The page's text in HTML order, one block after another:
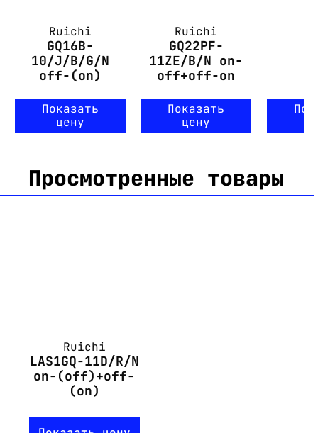
Ruichi
GQ16B-
10/J/B/G/N
off-(on)
Показать
цену
Ruichi
GQ22PF-
11ZE/B/N on-
off+off-on
Показать
цену
Просмотренные товары
Ruichi
LAS1GQ-11D/R/N
on-(off)+off-
(on)